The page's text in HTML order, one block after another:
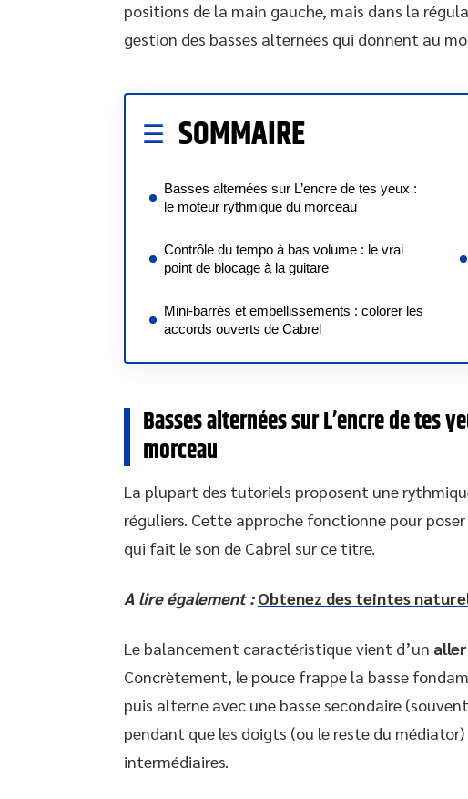
positions de la main gauche, mais dans la
gestion des basses alternées qui donnent au
SOMMAIRE
Basses alternées sur L’encre de tes yeux :
le moteur rythmique du morceau
Contrôle du tempo à bas volume : le vrai
point de blocage à la guitare
Mini-barrés et embellissements : colorer les
accords ouverts de Cabrel
Basses alternées sur L’encre de tes
morceau
La plupart des tutoriels proposent une
réguliers. Cette approche fonctionne pour
qui fait le son de Cabrel sur ce titre.
A lire également : Obtenez des teintes
Le balancement caractéristique vient d’un
Concrètement, le pouce frappe la basse
puis alterne avec une basse secondaire
pendant que les doigts (ou le reste du
intermédiaires.